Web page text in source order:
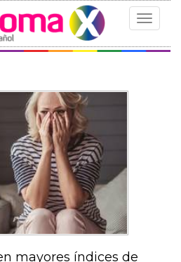
Toggle
mayores índices de